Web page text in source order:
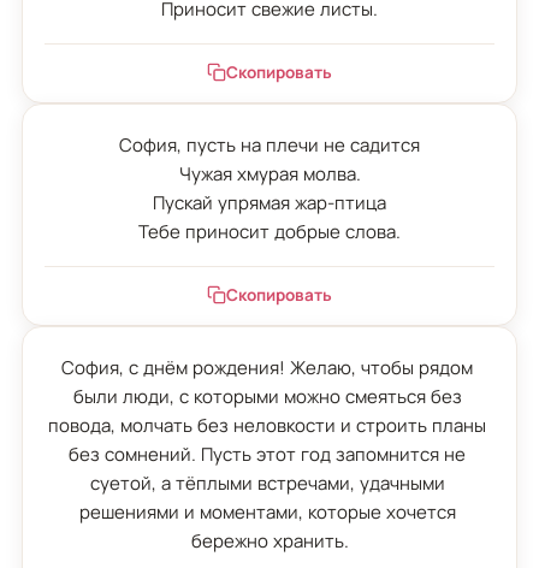
Приносит свежие листы.
Скопировать
София, пусть на плечи не садится
Чужая хмурая молва.
Пускай упрямая жар-птица
Тебе приносит добрые слова.
Скопировать
София, с днём рождения! Желаю, чтобы рядом
были люди, с которыми можно смеяться без
повода, молчать без неловкости и строить планы
без сомнений. Пусть этот год запомнится не
суетой, а тёплыми встречами, удачными
решениями и моментами, которые хочется
бережно хранить.